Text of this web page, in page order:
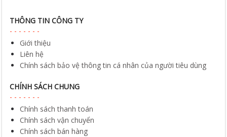
THÔNG TIN CÔNG TY
Giới thiệu
Liên hệ
Chính sách bảo vệ thông tin cá nhân của người tiêu dùng
CHÍNH SÁCH CHUNG
Chính sách thanh toán
Chính sách vận chuyển
Chính sách bán hàng